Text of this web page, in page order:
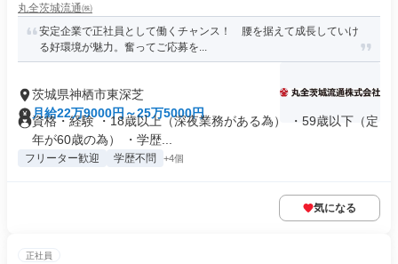
丸全茨城流通㈱
安定企業で正社員として働くチャンス！ 腰を据えて成長していけ
る好環境が魅力。奮ってご応募を...
茨城県神栖市東深芝
月給22万9000円～25万5000円
資格・経験 ・18歳以上（深夜業務がある為） ・59歳以下（定
年が60歳の為） ・学歴...
フリーター歓迎 学歴不問 +4個
気になる
正社員